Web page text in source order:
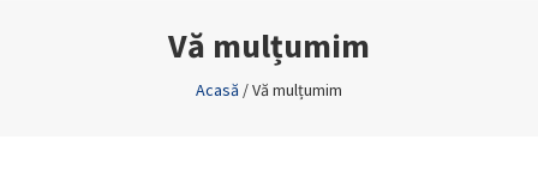
Vă mulțumim
Acasă /Vă mulțumim